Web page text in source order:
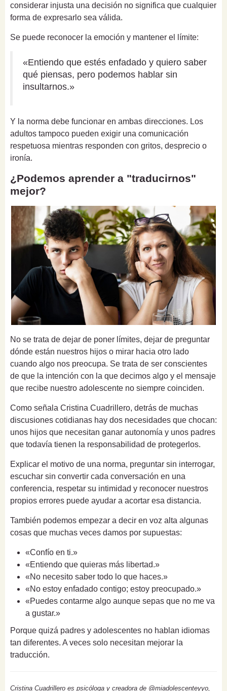
considerar injusta una decisión no significa que cualquier
forma de expresarlo sea válida.
Se puede reconocer la emoción y mantener el límite:
«Entiendo que estés enfadado y quiero saber
qué piensas, pero podemos hablar sin
insultarnos.»
Y la norma debe funcionar en ambas direcciones. Los
adultos tampoco pueden exigir una comunicación
respetuosa mientras responden con gritos, desprecio o
ironía.
¿Podemos aprender a "traducirnos"
mejor?
No se trata de dejar de poner límites, dejar de preguntar
dónde están nuestros hijos o mirar hacia otro lado
cuando algo nos preocupa. Se trata de ser conscientes
de que la intención con la que decimos algo y el mensaje
que recibe nuestro adolescente no siempre coinciden.
Como señala Cristina Cuadrillero, detrás de muchas
discusiones cotidianas hay dos necesidades que chocan:
unos hijos que necesitan ganar autonomía y unos padres
que todavía tienen la responsabilidad de protegerlos.
Explicar el motivo de una norma, preguntar sin interrogar,
escuchar sin convertir cada conversación en una
conferencia, respetar su intimidad y reconocer nuestros
propios errores puede ayudar a acortar esa distancia.
También podemos empezar a decir en voz alta algunas
cosas que muchas veces damos por supuestas:
«Confío en ti.»
«Entiendo que quieras más libertad.»
«No necesito saber todo lo que haces.»
«No estoy enfadado contigo; estoy preocupado.»
«Puedes contarme algo aunque sepas que no me va
a gustar.»
Porque quizá padres y adolescentes no hablan idiomas
tan diferentes. A veces solo necesitan mejorar la
traducción.
Cristina Cuadrillero es psicóloga y creadora de @miadolescenteyyo,